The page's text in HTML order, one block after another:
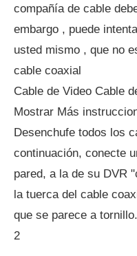
compañía de cable
embargo , puede
usted mismo , que no
cable coaxial
Cable de Video Cable
Mostrar Más
Desenchufe todos los
continuación, conecte
pared, a la de su DVR
la tuerca del cable
que se parece a tornillo.
2